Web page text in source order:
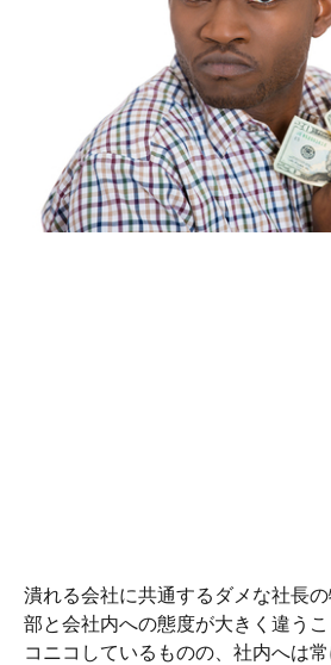
潰れる会社に共通するダメな社長
部と会社内への態度が大きく違う
コニコしているものの、社内へは